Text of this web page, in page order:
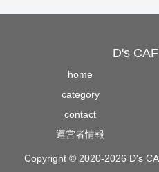
D's
home
category
contact
運営者情報
Copyright © 2020-2026 D's